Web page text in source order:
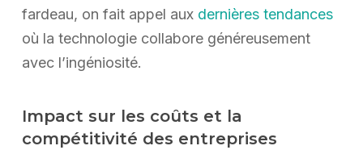
fardeau, on fait appel aux dernières tendances
où la technologie collabore généreusement
avec l’ingéniosité.
Impact sur les coûts et la
compétitivité des entreprises